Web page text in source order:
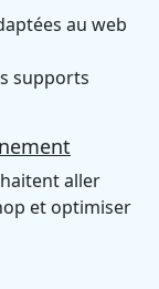
au web
supports
aller
et optimiser